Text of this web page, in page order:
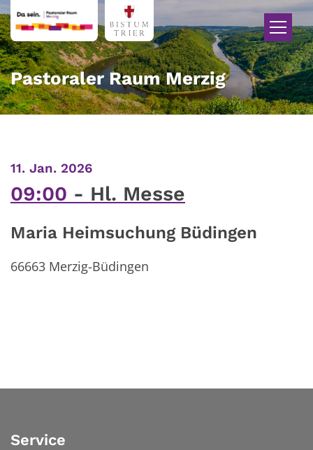
Zum Inhalt springen
Pastoraler Raum Merzig
11. Jan. 2026:
09:00 Hl. Messe
Maria Heimsuchung Büdingen
66663 Merzig-Büdingen
Service